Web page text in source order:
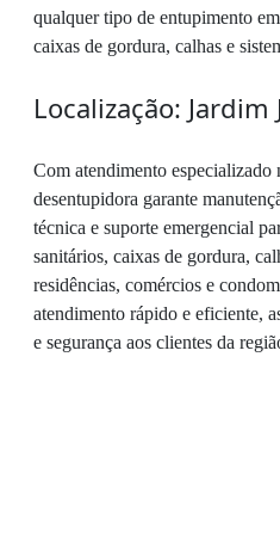
qualquer tipo de entupimento
caixas de gordura, calhas e
Localização: Jardim
Com atendimento especializado
desentupidora garante
técnica e suporte emergencial
sanitários, caixas de gordura,
residências, comércios e
atendimento rápido e eficiente,
e segurança aos clientes da